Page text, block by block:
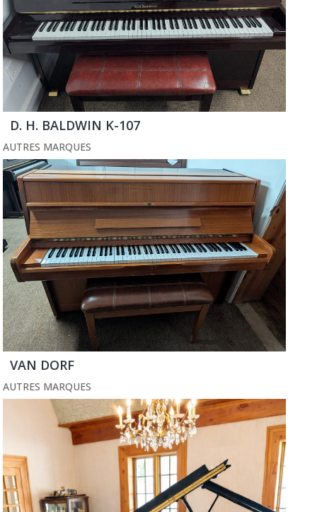
D. H. BALDWIN K-107
AUTRES MARQUES
VAN DORF
AUTRES MARQUES